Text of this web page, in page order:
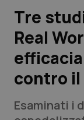
Lavoro e
Scienza e
Studi e Analisi
Lettere al
Tre
Real
contro il
Esaminati i